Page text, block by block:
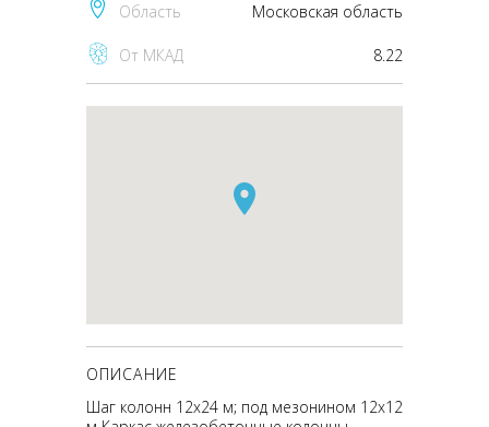
Область Московская область
От МКАД 8.22
ОПИСАНИЕ
Шаг колонн 12х24 м; под мезонином 12х12